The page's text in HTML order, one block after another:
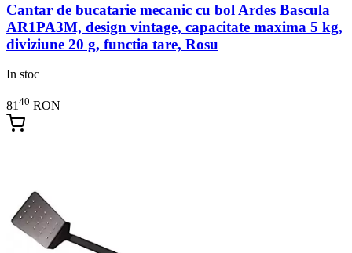
Cantar de bucatarie mecanic cu bol Ardes Bascula
AR1PA3M, design vintage, capacitate maxima 5 kg,
diviziune 20 g, functia tare, Rosu
In stoc
8140 RON